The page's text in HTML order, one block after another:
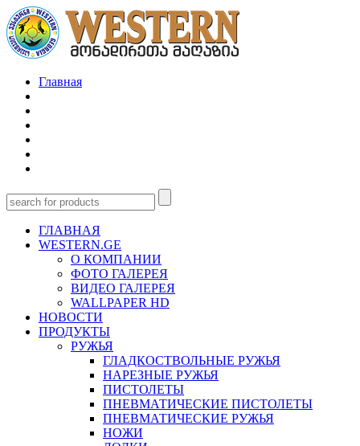
Главная
ГЛАВНАЯ
WESTERN.GE
О КОМПАНИИ
ФОТО ГАЛЕРЕЯ
ВИДЕО ГАЛЕРЕЯ
WALLPAPER HD
НОВОСТИ
ПРОДУКТЫ
РУЖЬЯ
ГЛАДКОСТВОЛЬНЫЕ РУЖЬЯ
НАРЕЗНЫЕ РУЖЬЯ
ПИСТОЛЕТЫ
ПНЕВМАТИЧЕСКИЕ ПИСТОЛЕТЫ
ПНЕВМАТИЧЕСКИЕ РУЖЬЯ
НОЖИ